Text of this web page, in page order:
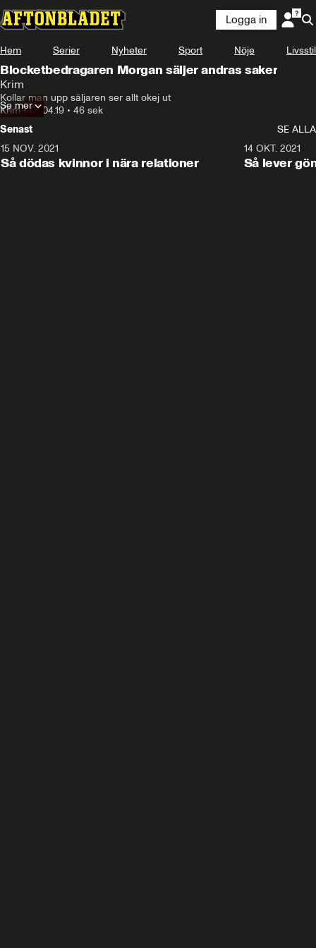
Logga in
Hem Serier Nyheter Sport Nöje Livsstil
Blocketbedragaren Morgan säljer andras saker
Krim
Kollar man upp säljaren ser allt okej ut
Krim•04.04.19 • 46 sek
Se mer
Senast
SE ALLA
15 NOV. 2021
Så dödas kvinnor i nära relationer
14 OKT. 2021
Så lever